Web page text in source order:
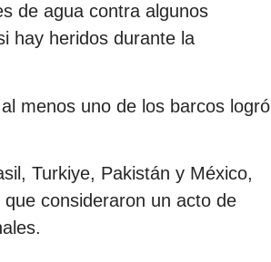
de agua contra algunos
hay heridos durante la
menos uno de los barcos logró
Turkiye, Pakistán y México,
consideraron un acto de